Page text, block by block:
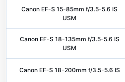
Canon EF-S 15-85mm f/3.5-5.6 IS
USM
Canon EF-S 18-135mm f/3.5-5.6 IS
USM
Canon EF-S 18-200mm f/3.5-5.6 IS